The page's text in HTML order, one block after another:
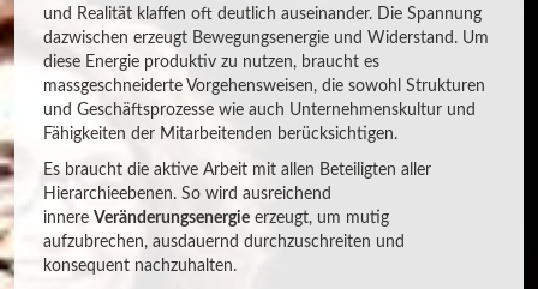
und Realität klaffen oft deutlich auseinander. Die Spannung
dazwischen erzeugt Bewegungsenergie und Widerstand. Um
diese Energie produktiv zu nutzen, braucht es
massgeschneiderte Vorgehensweisen, die sowohl Strukturen
und Geschäftsprozesse wie auch Unternehmenskultur und
Fähigkeiten der Mitarbeitenden berücksichtigen.
Es braucht die aktive Arbeit mit allen Beteiligten aller
Hierarchieebenen. So wird ausreichend
innere Veränderungsenergie erzeugt, um mutig
aufzubrechen, ausdauernd durchzuschreiten und
konsequent nachzuhalten.